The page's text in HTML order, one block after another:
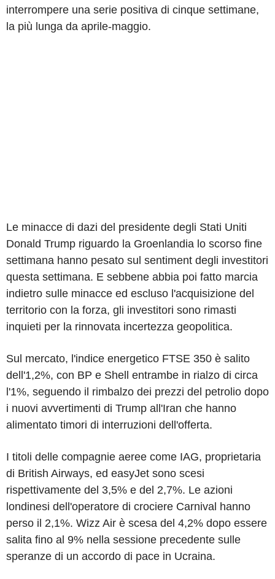
interrompere una serie positiva di cinque settimane,
la più lunga da aprile-maggio.
Le minacce di dazi del presidente degli Stati Uniti
Donald Trump riguardo la Groenlandia lo scorso fine
settimana hanno pesato sul sentiment degli investitori
questa settimana. E sebbene abbia poi fatto marcia
indietro sulle minacce ed escluso l'acquisizione del
territorio con la forza, gli investitori sono rimasti
inquieti per la rinnovata incertezza geopolitica.
Sul mercato, l'indice energetico FTSE 350 è salito
dell'1,2%, con BP e Shell entrambe in rialzo di circa
l'1%, seguendo il rimbalzo dei prezzi del petrolio dopo
i nuovi avvertimenti di Trump all'Iran che hanno
alimentato timori di interruzioni dell'offerta.
I titoli delle compagnie aeree come IAG, proprietaria
di British Airways, ed easyJet sono scesi
rispettivamente del 3,5% e del 2,7%. Le azioni
londinesi dell'operatore di crociere Carnival hanno
perso il 2,1%. Wizz Air è scesa del 4,2% dopo essere
salita fino al 9% nella sessione precedente sulle
speranze di un accordo di pace in Ucraina.